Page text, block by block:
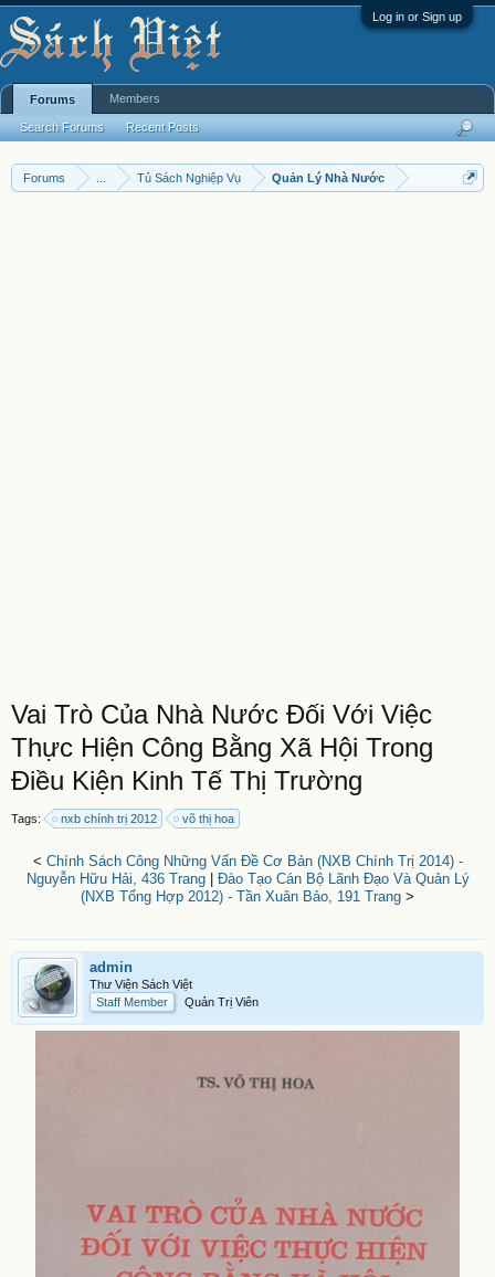
Log in or Sign up
Forums Tủ Sách Nghiệp Vụ Quản Lý Nhà Nước
Vai Trò Của Nhà Nước Đối Với Việc
Thực Hiện Công Bằng Xã Hội Trong
Điều Kiện Kinh Tế Thị Trường
Tags: nxb chính trị 2012 võ thị hoa
< Chính Sách Công Những Vấn Đề Cơ Bản (NXB Chính Trị 2014) -
Nguyễn Hữu Hải, 436 Trang| Đào Tạo Cán Bộ Lãnh Đạo Và Quản Lý
(NXB Tổng Hợp 2012) - Tần Xuân Bảo, 191 Trang >
admin
Thư Viện Sách Việt
Staff Member
Quản Trị Viên
Forums
Search Forums Recent Posts
Members